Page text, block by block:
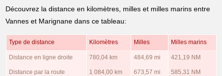
Découvrez la distance en kilomètres, milles et milles marins entre
Vannes et Marignane dans ce tableau:
Type de distance Kilomètres Milles Milles marins
Distance en ligne droite 780,04 km 484,69 mi 421,19 NM
Distance par la route 1 084,00 km 673,57 mi 585,31 NM